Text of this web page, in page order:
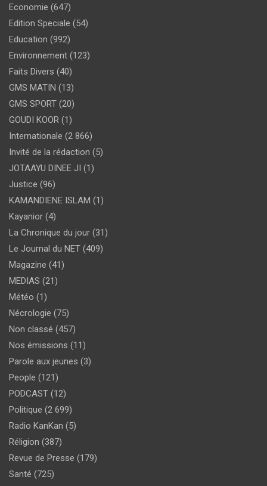
Economie (647)
Edition Speciale (54)
Education (992)
Environnement (123)
Faits Divers (40)
GMS MATIN (13)
GMS SPORT (20)
GOUDI KOOR (1)
Internationale (2 866)
Invité de la rédaction (5)
JOTAAYU DINEE JI (1)
Justice (96)
KAMANDIENE ISLAM (1)
Kayanior (4)
La Chronique du jour (31)
Le Journal du NET (409)
Magazine (41)
MEDIAS (21)
Météo (1)
Nécrologie (75)
Non classé (457)
Nos émissions (11)
Parole aux jeunes (3)
People (121)
PODCAST (12)
Politique (2 699)
Radio KanKan (5)
Réligion (387)
Revue de Presse (179)
Santé (725)